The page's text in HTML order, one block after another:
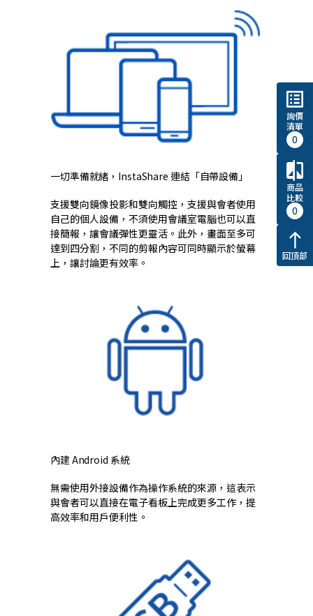
一切準備就緒，InstaShare 連結「自帶設備」
支援雙向鏡像投影和雙向觸控，支援與會者使用
自己的個人設備，不須使用會議室電腦也可以直
接簡報，讓會議彈性更靈活。此外，畫面至多可
達到四分割，不同的剪報內容可同時顯示於螢幕
上，讓討論更有效率。
內建 Android 系統
無需使用外接設備作為操作系統的來源，這表示
與會者可以直接在電子看板上完成更多工作，提
高效率和用戶便利性。
list_alt
詢價
清單
0
compare
商品
比較
0
north
回頂部